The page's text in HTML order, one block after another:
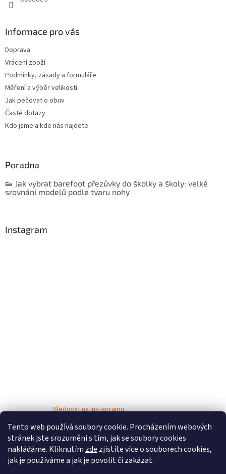
Tento web používá soubory cookie. Procházením webových
stránek jste srozuměni s tím, jak se soubory cookies
nakládáme. Kliknutím zde zjistíte více o souborech cookies,
jak je používáme a jak je povolit či zakázat.
Informace pro vás
Doprava
Vrácení zboží
Podmínky, zásady a formuláře
Měření a výběr velikosti
Jak pečovat o obuv
Časté dotazy
Kdo jsme a kde nás najdete
Poradna
👟 Jak vybrat barefoot přezůvky do školky a školy: velké
srovnání modelů podle tvaru nohy
Instagram
Sledovat na Instagramu